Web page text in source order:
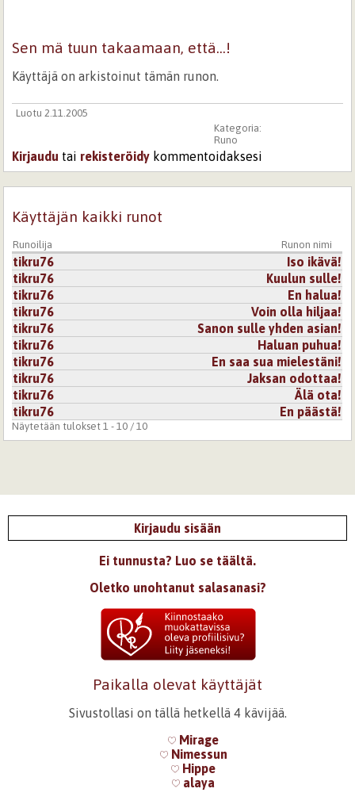
Sen mä tuun takaamaan, että...!
Käyttäjä on arkistoinut tämän runon.
Luotu 2.11.2005
Kategoria:
Runo
Kirjaudu tai rekisteröidy kommentoidaksesi
Käyttäjän kaikki runot
Runoilija Runon nimi
tikru76
Iso ikävä!
tikru76
Kuulun sulle!
tikru76
En halua!
tikru76
Voin olla hiljaa!
tikru76
Sanon sulle yhden asian!
tikru76
Haluan puhua!
tikru76
En saa sua mielestäni!
tikru76
Jaksan odottaa!
tikru76
Älä ota!
tikru76
En päästä!
Näytetään tulokset 1 - 10 / 10
Kirjaudu sisään
Ei tunnusta? Luo se täältä.
Oletko unohtanut salasanasi?
Paikalla olevat käyttäjät
Sivustollasi on tällä hetkellä 4 kävijää.
Mirage
Nimessun
Hippe
alaya